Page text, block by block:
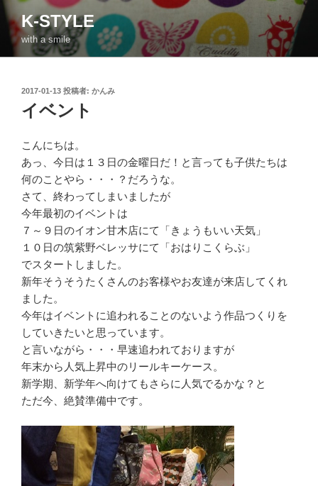
コ
ン
ン
K-STYLE
with a smile
投
日:
2017-01-13 投稿者: かんみ
イベント
こんにちは。
あっ、今日は１３日の金曜日だ！と言っても子供たちは
何のことやら・・・？だろうな。
さて、終わってしまいましたが
今年最初のイベントは
７～９日のイオン甘木店にて「きょうもいい天気」
１０日の筑紫野ベレッサにて「おはりこくらぶ」
でスタートしました。
新年そうそうたくさんのお客様やお友達が来店してくれ
ました。
今年はイベントに追われることのないよう作品つくりを
していきたいと思っています。
と言いながら・・・早速追われておりますが
年末から人気上昇中のリールキーケース。
新学期、新学年へ向けてもさらに人気でるかな？と
ただ今、絶賛準備中です。